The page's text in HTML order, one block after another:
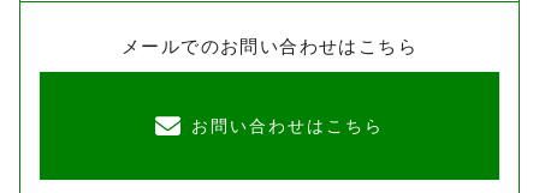
メールでのお問い合わせはこちら
お問い合わせはこちら